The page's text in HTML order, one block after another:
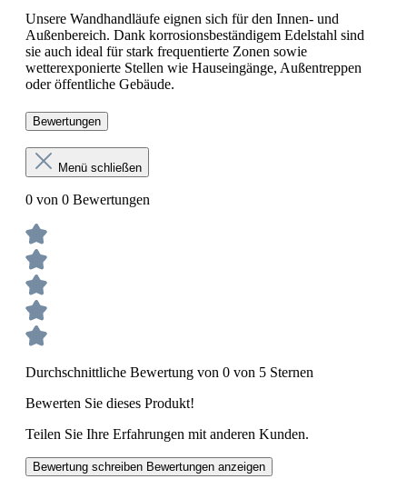
Unsere Wandhandläufe eignen sich für den Innen- und
Außenbereich. Dank korrosionsbeständigem Edelstahl sind
sie auch ideal für stark frequentierte Zonen sowie
wetterexponierte Stellen wie Hauseingänge, Außentreppen
oder öffentliche Gebäude.
Bewertungen
Menü schließen
0 von 0 Bewertungen
Durchschnittliche Bewertung von 0 von 5 Sternen
Bewerten Sie dieses Produkt!
Teilen Sie Ihre Erfahrungen mit anderen Kunden.
Bewertung schreiben Bewertungen anzeigen